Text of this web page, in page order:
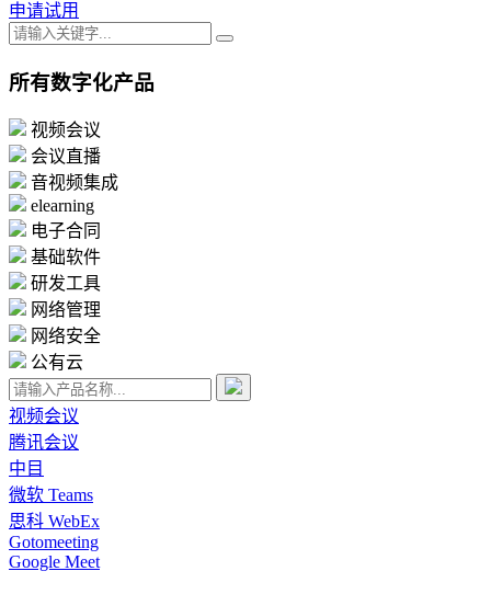
申请试用
所有数字化产品
视频会议
会议直播
音视频集成
elearning
电子合同
基础软件
研发工具
网络管理
网络安全
公有云
视频会议
腾讯会议
中目
微软 Teams
思科 WebEx
Gotomeeting
Google Meet